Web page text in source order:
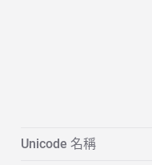
Unicode 名稱